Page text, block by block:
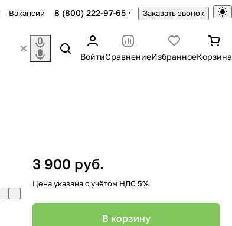
Вакансии 8 (800) 222-97-65 Заказать звонок
ВойтиСравнениеИзбранноеКорзина
3 900 руб.
Цена указана с учётом НДС 5%
В корзину